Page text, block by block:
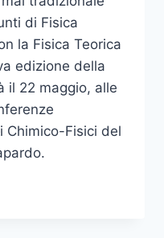
di Fisica
la Fisica Teorica
edizione della
il 22 maggio, alle
Chimico-Fisici del